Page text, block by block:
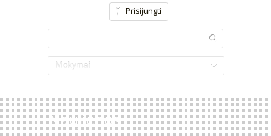
Prisijungti
Mokymai
Naujienos